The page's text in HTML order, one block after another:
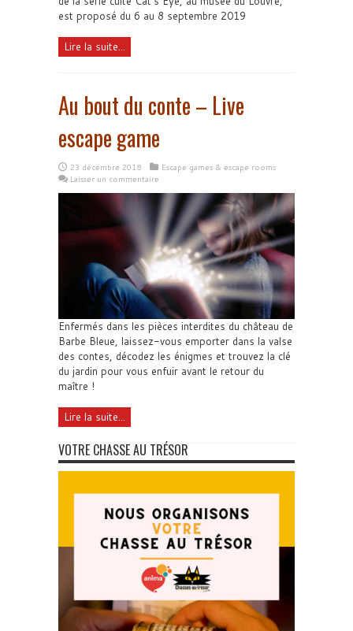
est proposé du 6 au 8 septembre 2019
Lire la suite...
Au bout du conte – Live
escape game
23 décembre 2018
Escape games & escape rooms
Laisser un commentaire
Enfermés dans les pièces interdites du château de
Barbe Bleue, laissez-vous emporter dans la valse
des contes, décodez les énigmes et trouvez la clé
du jardin pour vous enfuir avant le retour du
maître !
Lire la suite...
VOTRE CHASSE AU TRÉSOR